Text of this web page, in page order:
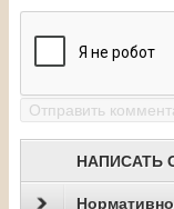
НАПИСАТЬ